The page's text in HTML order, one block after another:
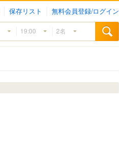
保存リスト 無料会員登録/ログイン